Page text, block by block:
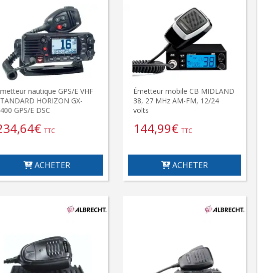
nautique GPS/E VHF
HORIZON GX-
GPS/E DSC
€ TTC
ACHETER
Émetteur mobile CB MIDLAND
38, 27 MHz AM-FM, 12/24
volts
144,99€ TTC
ACHETER